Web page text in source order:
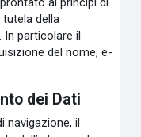
della
In particolare il
del nome, e-
dei Dati
navigazione, il